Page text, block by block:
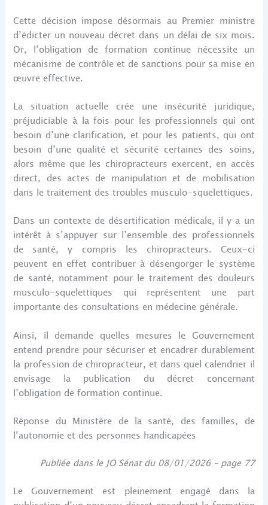
Cette décision impose désormais au Premier ministre
d’édicter un nouveau décret dans un délai de six mois.
Or, l’obligation de formation continue nécessite un
mécanisme de contrôle et de sanctions pour sa mise en
œuvre effective.
La situation actuelle crée une insécurité juridique,
préjudiciable à la fois pour les professionnels qui ont
besoin d’une clarification, et pour les patients, qui ont
besoin d’une qualité et sécurité certaines des soins,
alors même que les chiropracteurs exercent, en accès
direct, des actes de manipulation et de mobilisation
dans le traitement des troubles musculo-squelettiques.
Dans un contexte de désertification médicale, il y a un
intérêt à s’appuyer sur l’ensemble des professionnels
de santé, y compris les chiropracteurs. Ceux-ci
peuvent en effet contribuer à désengorger le système
de santé, notamment pour le traitement des douleurs
musculo-squelettiques qui représentent une part
importante des consultations en médecine générale.
Ainsi, il demande quelles mesures le Gouvernement
entend prendre pour sécuriser et encadrer durablement
la profession de chiropracteur, et dans quel calendrier il
envisage la publication du décret concernant
l’obligation de formation continue.
Réponse du Ministère de la santé, des familles, de
l’autonomie et des personnes handicapées
Publiée dans le JO Sénat du 08/01/2026 – page 77
Le Gouvernement est pleinement engagé dans la